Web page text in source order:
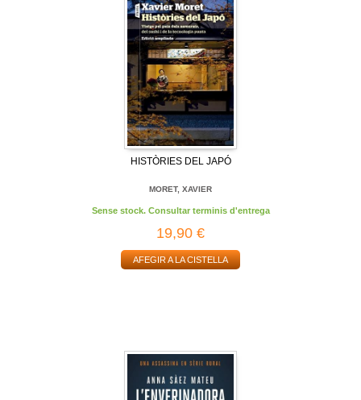
HISTÒRIES DEL JAPÓ
MORET, XAVIER
Sense stock. Consultar terminis d'entrega
19,90 €
AFEGIR A LA CISTELLA